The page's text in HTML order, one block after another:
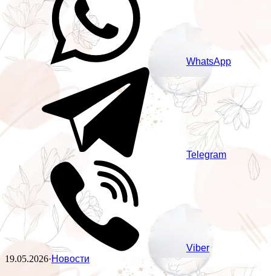
WhatsApp
Telegram
Viber
19.05.2026·Новости